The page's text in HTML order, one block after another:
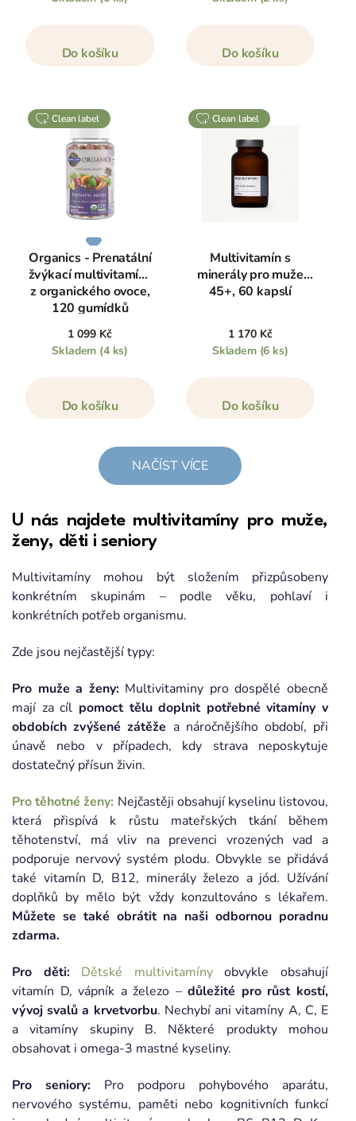
Do košíku Do košíku
clean label
Organics - Prenatální
žvýkací multivitamíny
z organického ovoce,
120 gumídků
1 099 Kč
Skladem (4 ks)
Do košíku
clean label
Multivitamín s
minerály pro muže
45+, 60 kapslí
1 170 Kč
Skladem (6 ks)
Do košíku
NAČÍST VÍCE
U nás najdete multivitamíny pro muže,
ženy, děti i seniory
Multivitamíny mohou být složením přizpůsobeny
konkrétním skupinám – podle věku, pohlaví i
konkrétních potřeb organismu.
Zde jsou nejčastější typy:
Pro muže a ženy:Multivitaminy pro dospělé obecně
mají za cíl pomoct tělu doplnit potřebné vitamíny v
obdobích zvýšené zátěže a náročnějšího období, při
únavě nebo v případech, kdy strava neposkytuje
dostatečný přísun živin.
Pro těhotné ženy: Nejčastěji obsahují kyselinu listovou,
která přispívá k růstu mateřských tkání během
těhotenství, má vliv na prevenci vrozených vad a
podporuje nervový systém plodu. Obvykle se přidává
také vitamín D, B12, minerály železo a jód. Užívání
doplňků by mělo být vždy konzultováno s lékařem.
Můžete se také obrátit na naši odbornou poradnu
zdarma.
Pro děti: Dětské multivitamínyobvykle obsahují
vitamín D, vápník a železo –důležité pro růst kostí,
vývoj svalů a krvetvorbu. Nechybí ani vitamíny A, C, E
a vitamíny skupiny B. Některé produkty mohou
obsahovat i omega-3 mastné kyseliny.
Pro seniory: Pro podporu pohybového aparátu,
nervového systému, paměti nebo kognitivních funkcí